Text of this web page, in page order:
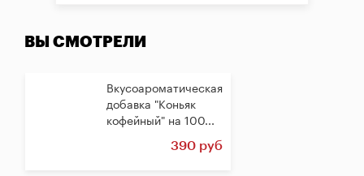
ВЫ СМОТРЕЛИ
Вкусоароматическая
добавка "Коньяк
кофейный" на 100...
390 руб